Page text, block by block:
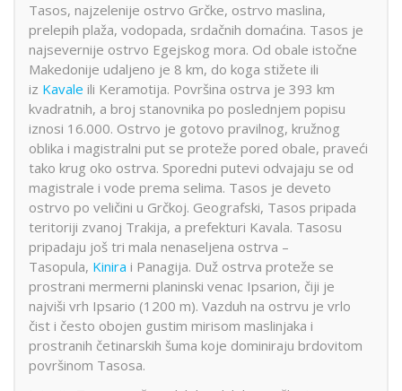
Tasos, najzelenije ostrvo Grčke, ostrvo maslina,
prelepih plaža, vodopada, srdačnih domaćina. Tasos je
najsevernije ostrvo Egejskog mora. Od obale istočne
Makedonije udaljeno je 8 km, do koga stižete ili
iz Kavale ili Keramotija. Površina ostrva je 393 km
kvadratnih, a broj stanovnika po poslednjem popisu
iznosi 16.000. Ostrvo je gotovo pravilnog, kružnog
oblika i magistralni put se proteže pored obale, praveći
tako krug oko ostrva. Sporedni putevi odvajaju se od
magistrale i vode prema selima. Tasos je deveto
ostrvo po veličini u Grčkoj. Geografski, Tasos pripada
teritoriji zvanoj Trakija, a prefekturi Kavala. Tasosu
pripadaju još tri mala nenaseljena ostrva –
Tasopula, Kinira i Panagija. Duž ostrva proteže se
prostrani mermerni planinski venac Ipsarion, čiji je
najviši vrh Ipsario (1200 m). Vazduh na ostrvu je vrlo
čist i često obojen gustim mirisom maslinjaka i
prostranih četinarskih šuma koje dominiraju brdovitom
površinom Tasosa.